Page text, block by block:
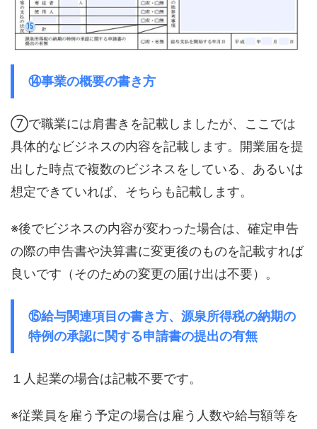
⑭事業の概要の書き方
⑦で職業には肩書きを記載しましたが、ここでは
具体的なビジネスの内容を記載します。開業届を提
出した時点で複数のビジネスをしている、あるいは
想定できていれば、そちらも記載します。
※後でビジネスの内容が変わった場合は、確定申告
の際の申告書や決算書に変更後のものを記載すれば
良いです（そのための変更の届け出は不要）。
⑮給与関連項目の書き方、源泉所得税の納期の
特例の承認に関する申請書の提出の有無
１人起業の場合は記載不要です。
※従業員を雇う予定の場合は雇う人数や給与額等を